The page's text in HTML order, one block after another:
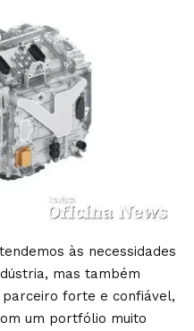
às necessidades
mas também
parceiro forte e confiável,
um portfólio muito